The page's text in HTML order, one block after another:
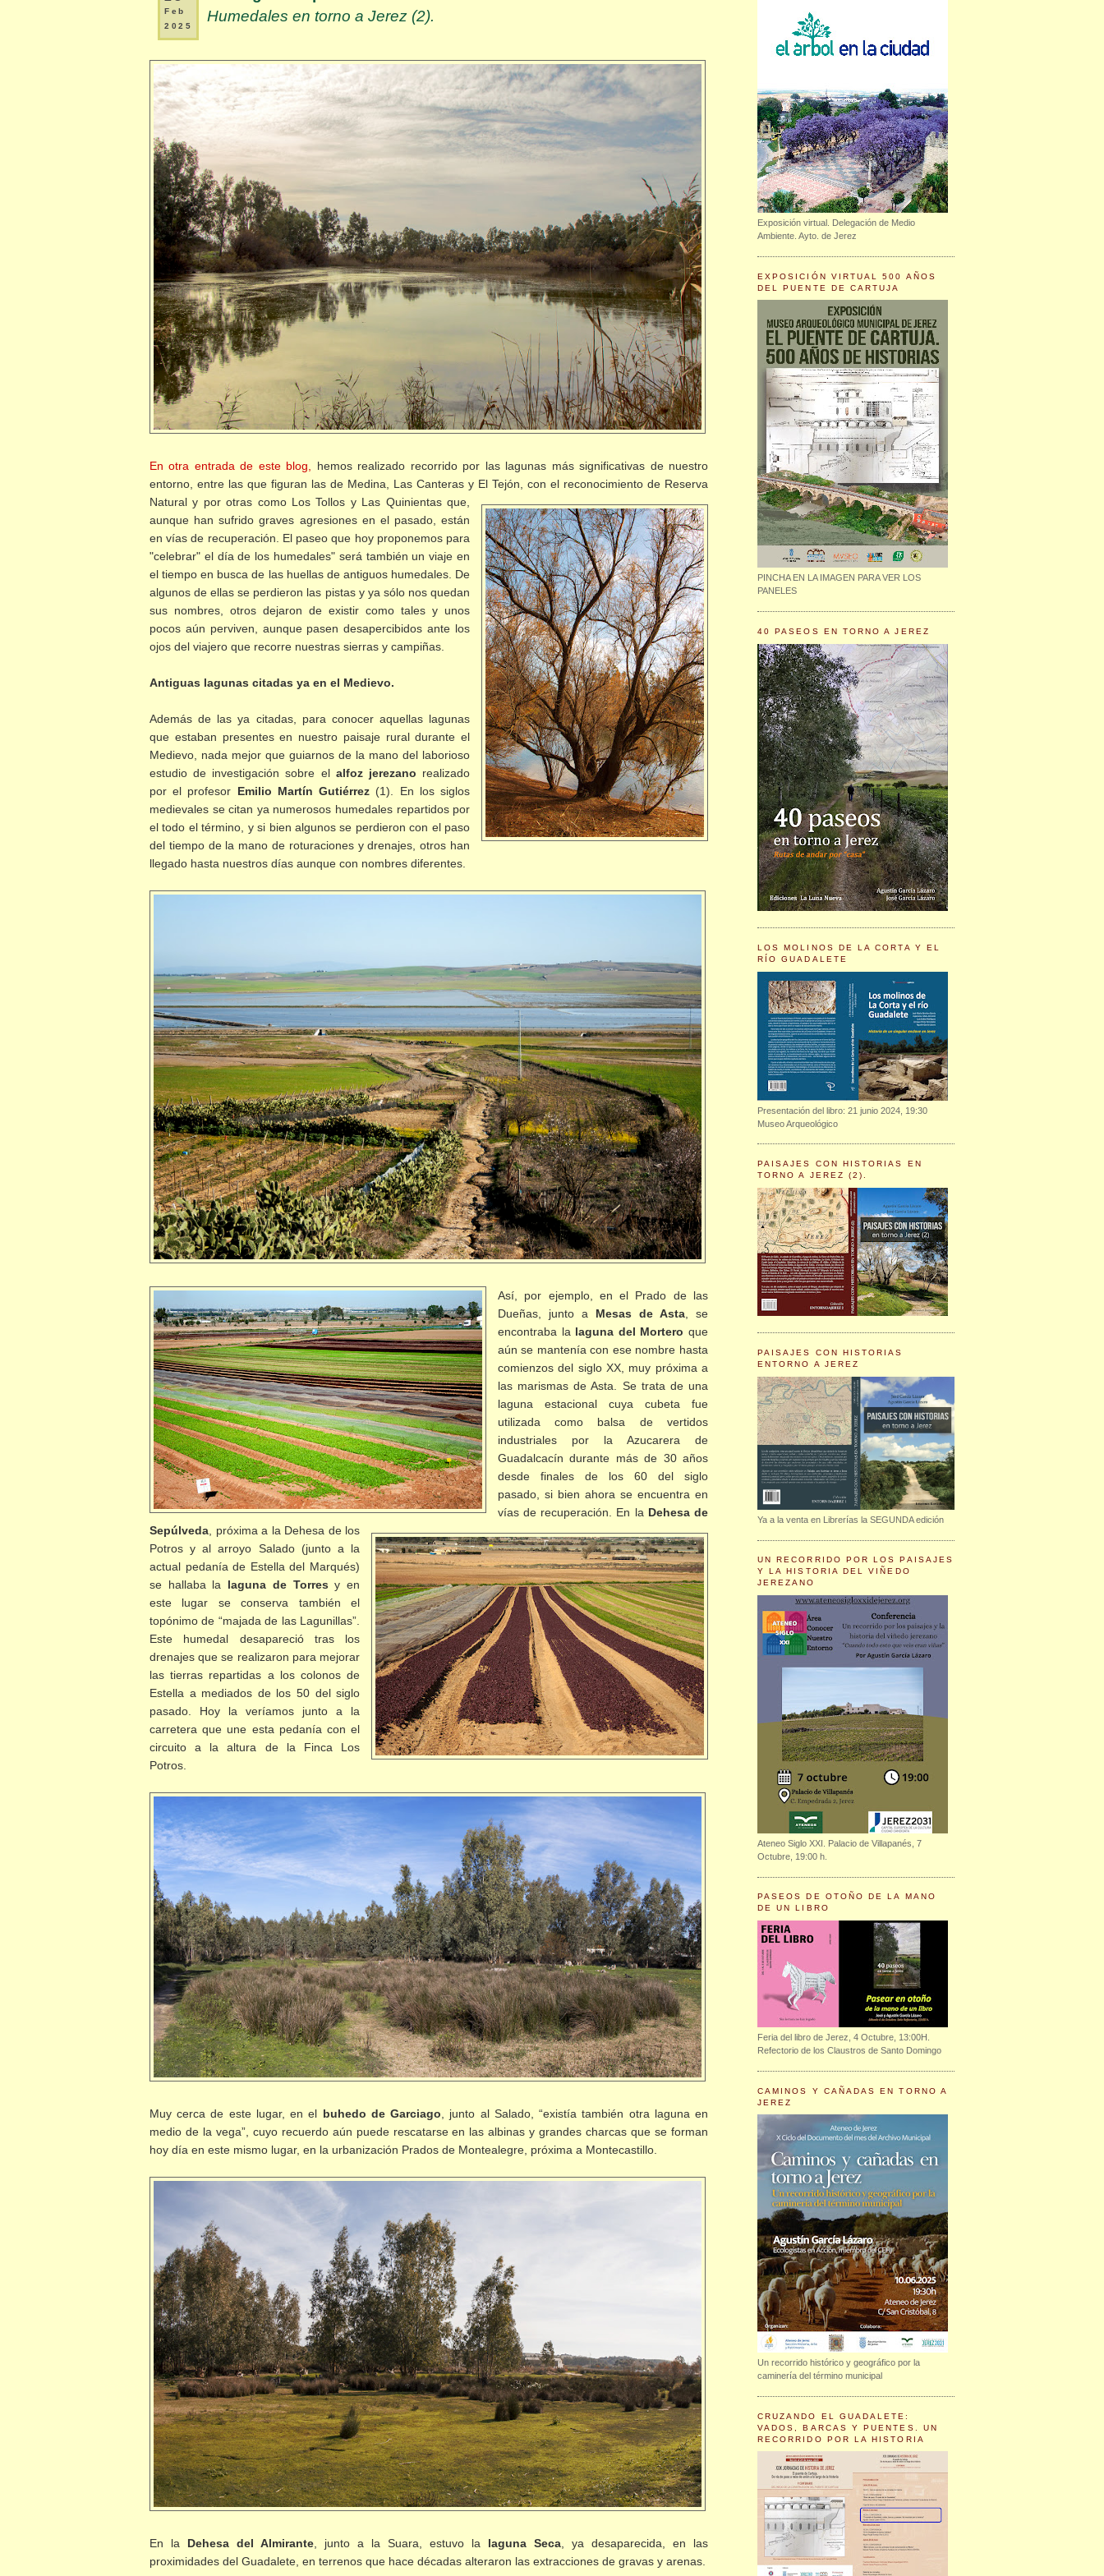
Feb
2025
Humedales en torno a Jerez (2).
En otra entrada de este blog,
hemos realizado recorrido por las lagunas más significativas de nuestro
entorno, entre las que figuran las de Medina, Las Canteras y El Tejón, con el reconocimiento de Reserva
Natural y por otras como Los Tollos y Las Quinientas que,
aunque han sufrido graves agresiones en el pasado, están
en vías de recuperación. El paseo que hoy proponemos para
"celebrar" el día de los humedales" será también un viaje en
el tiempo en busca de las huellas de antiguos humedales. De
algunos de ellas se perdieron las pistas y ya sólo nos quedan
sus nombres, otros dejaron de existir como tales y unos
pocos aún perviven, aunque pasen desapercibidos ante los
ojos del viajero que recorre nuestras sierras y campiñas.
Antiguas lagunas citadas ya en el Medievo.
Además de las ya citadas, para conocer aquellas lagunas
que estaban presentes en nuestro paisaje rural durante el
Medievo, nada mejor que guiarnos de la mano del laborioso
estudio de investigación sobre el alfoz jerezano realizado
por el profesor Emilio Martín Gutiérrez (1). En los siglos
medievales se citan ya numerosos humedales repartidos por
el todo el término, y si bien algunos se perdieron con el paso
del tiempo de la mano de roturaciones y drenajes, otros han
llegado hasta nuestros días aunque con nombres diferentes.
Así, por ejemplo, en el Prado de las
Dueñas, junto a Mesas de Asta, se
encontraba la laguna del Mortero que
aún se mantenía con ese nombre hasta
comienzos del siglo XX, muy próxima a
las marismas de Asta. Se trata de una
laguna estacional cuya cubeta fue
utilizada como balsa de vertidos
industriales por la Azucarera de
Guadalcacín durante más de 30 años
desde finales de los 60 del siglo
pasado, si bien ahora se encuentra en
vías de recuperación. En la Dehesa de
Sepúlveda
próxima a la Dehesa de los
Potros y al arroyo Salado (junto a la
actual pedanía de Estella del Marqués)
se hallaba la laguna de Torres y en
este lugar se conserva también el
topónimo de “majada de las Lagunillas”.
Este humedal desapareció tras los
drenajes que se realizaron para mejorar
las tierras repartidas a los colonos de
Estella a mediados de los 50 del siglo
pasado. Hoy la veríamos junto a la
carretera que une esta pedanía con el
circuito a la altura de la Finca Los
Potros.
Muy cerca de este lugar, en el buhedo de Garciago , junto al Salado, “existía también otra laguna en
medio de la vega”, cuyo recuerdo aún puede rescatarse en las albinas y grandes charcas que se forman
hoy día en este mismo lugar, en la urbanización Prados de Montealegre, próxima a Montecastillo.
En la Dehesa del Almirante , junto a la Suara, estuvo la laguna Seca , ya desaparecida, en las
proximidades del Guadalete, en terrenos que hace décadas alteraron las extracciones de gravas y arenas.
Exposición virtual. Delegación de Medio
Ambiente. Ayto. de Jerez
EXPOSICIÓN VIRTUAL 500 AÑOS
DEL PUENTE DE CARTUJA
PINCHA EN LA IMAGEN PARA VER LOS
PANELES
40 PASEOS EN TORNO A JEREZ
LOS MOLINOS DE LA CORTA Y EL
RÍO GUADALETE
Presentación del libro: 21 junio 2024, 19:30
Museo Arqueológico
PAISAJES CON HISTORIAS EN
TORNO A JEREZ (2).
PAISAJES CON HISTORIAS
ENTORNO A JEREZ
Ya a la venta en Librerías la SEGUNDA edición
UN RECORRIDO POR LOS PAISAJES
Y LA HISTORIA DEL VIÑEDO
JEREZANO
Ateneo Siglo XXI. Palacio de Villapanés, 7
Octubre, 19:00 h.
PASEOS DE OTOÑO DE LA MANO
DE UN LIBRO
Feria del libro de Jerez, 4 Octubre, 13:00H.
Refectorio de los Claustros de Santo Domingo
CAMINOS Y CAÑADAS EN TORNO A
JEREZ
Un recorrido histórico y geográfico por la
caminería del término municipal
CRUZANDO EL GUADALETE:
VADOS, BARCAS Y PUENTES. UN
RECORRIDO POR LA HISTORIA